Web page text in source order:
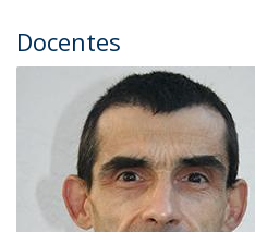
Docentes